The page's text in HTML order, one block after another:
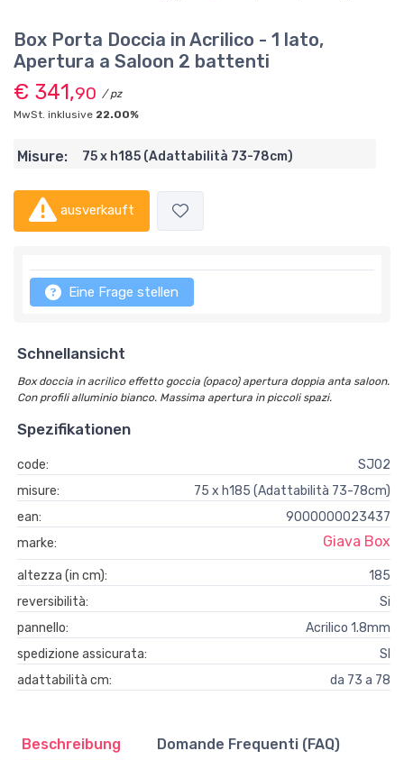
Box Porta Doccia in Acrilico - 1 lato,
Apertura a Saloon 2 battenti
€ 341,90 / pz
MwSt. inklusive 22.00%
Misure: 75 x h185 (Adattabilità 73-78cm)
ausverkauft
Eine Frage stellen
Schnellansicht
Box doccia in acrilico effetto goccia (opaco) apertura doppia anta saloon.
Con profili alluminio bianco. Massima apertura in piccoli spazi.
Spezifikationen
code:
SJ02
misure:
75 x h185 (Adattabilità 73-78cm)
ean:
9000000023437
marke:
Giava Box
altezza (in cm):
185
reversibilità:
Si
pannello:
Acrilico 1.8mm
spedizione assicurata:
SI
adattabilità cm:
da 73 a 78
Beschreibung Domande Frequenti (FAQ)